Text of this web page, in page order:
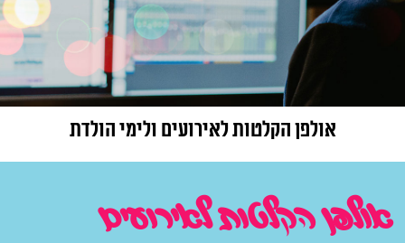
אולפן הקלטות לאירועים ולימי הולדת
אולפן הקלטות לאירועים